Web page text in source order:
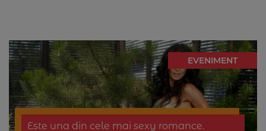
EVENIMENT
Este una din cele mai sexy romance.